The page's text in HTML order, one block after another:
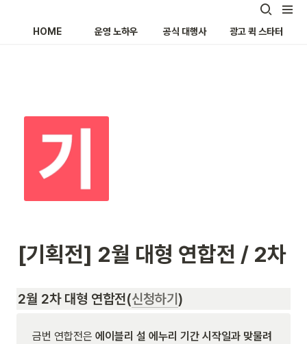
HOME 운영 노하우 공식 대행사 광고 퀵 스타터
[기획전] 2월 대형 연합전 / 2차
2월 2차 대형 연합전(신청하기 )
금번 연합전은 에이블리 설 에누리 기간 시작일과 맞물려